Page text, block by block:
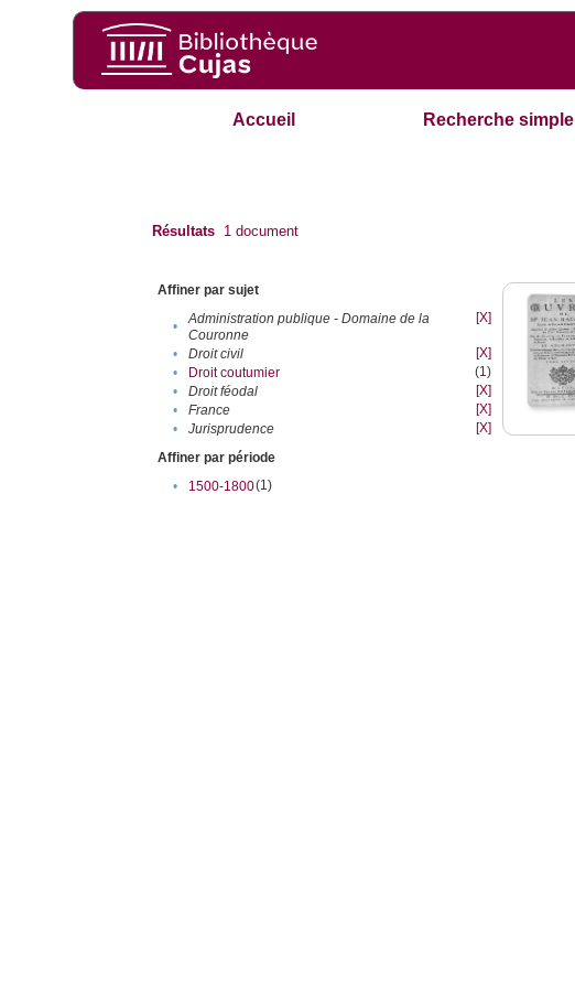
Accueil Recherche simple
Résultats 1 document
Affiner par sujet
•
Administration publique - Domaine de la
Couronne
[X]
• Droit civil
[X]
•
Droit coutumier
(1)
•
Droit féodal
[X]
•
France
[X]
•
Jurisprudence
[X]
Affiner par période
•
1500-1800(1)